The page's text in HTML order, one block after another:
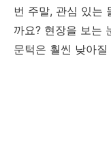
번 주말, 관심 있는
까요? 현장을 보는
문턱은 훨씬 낮아질